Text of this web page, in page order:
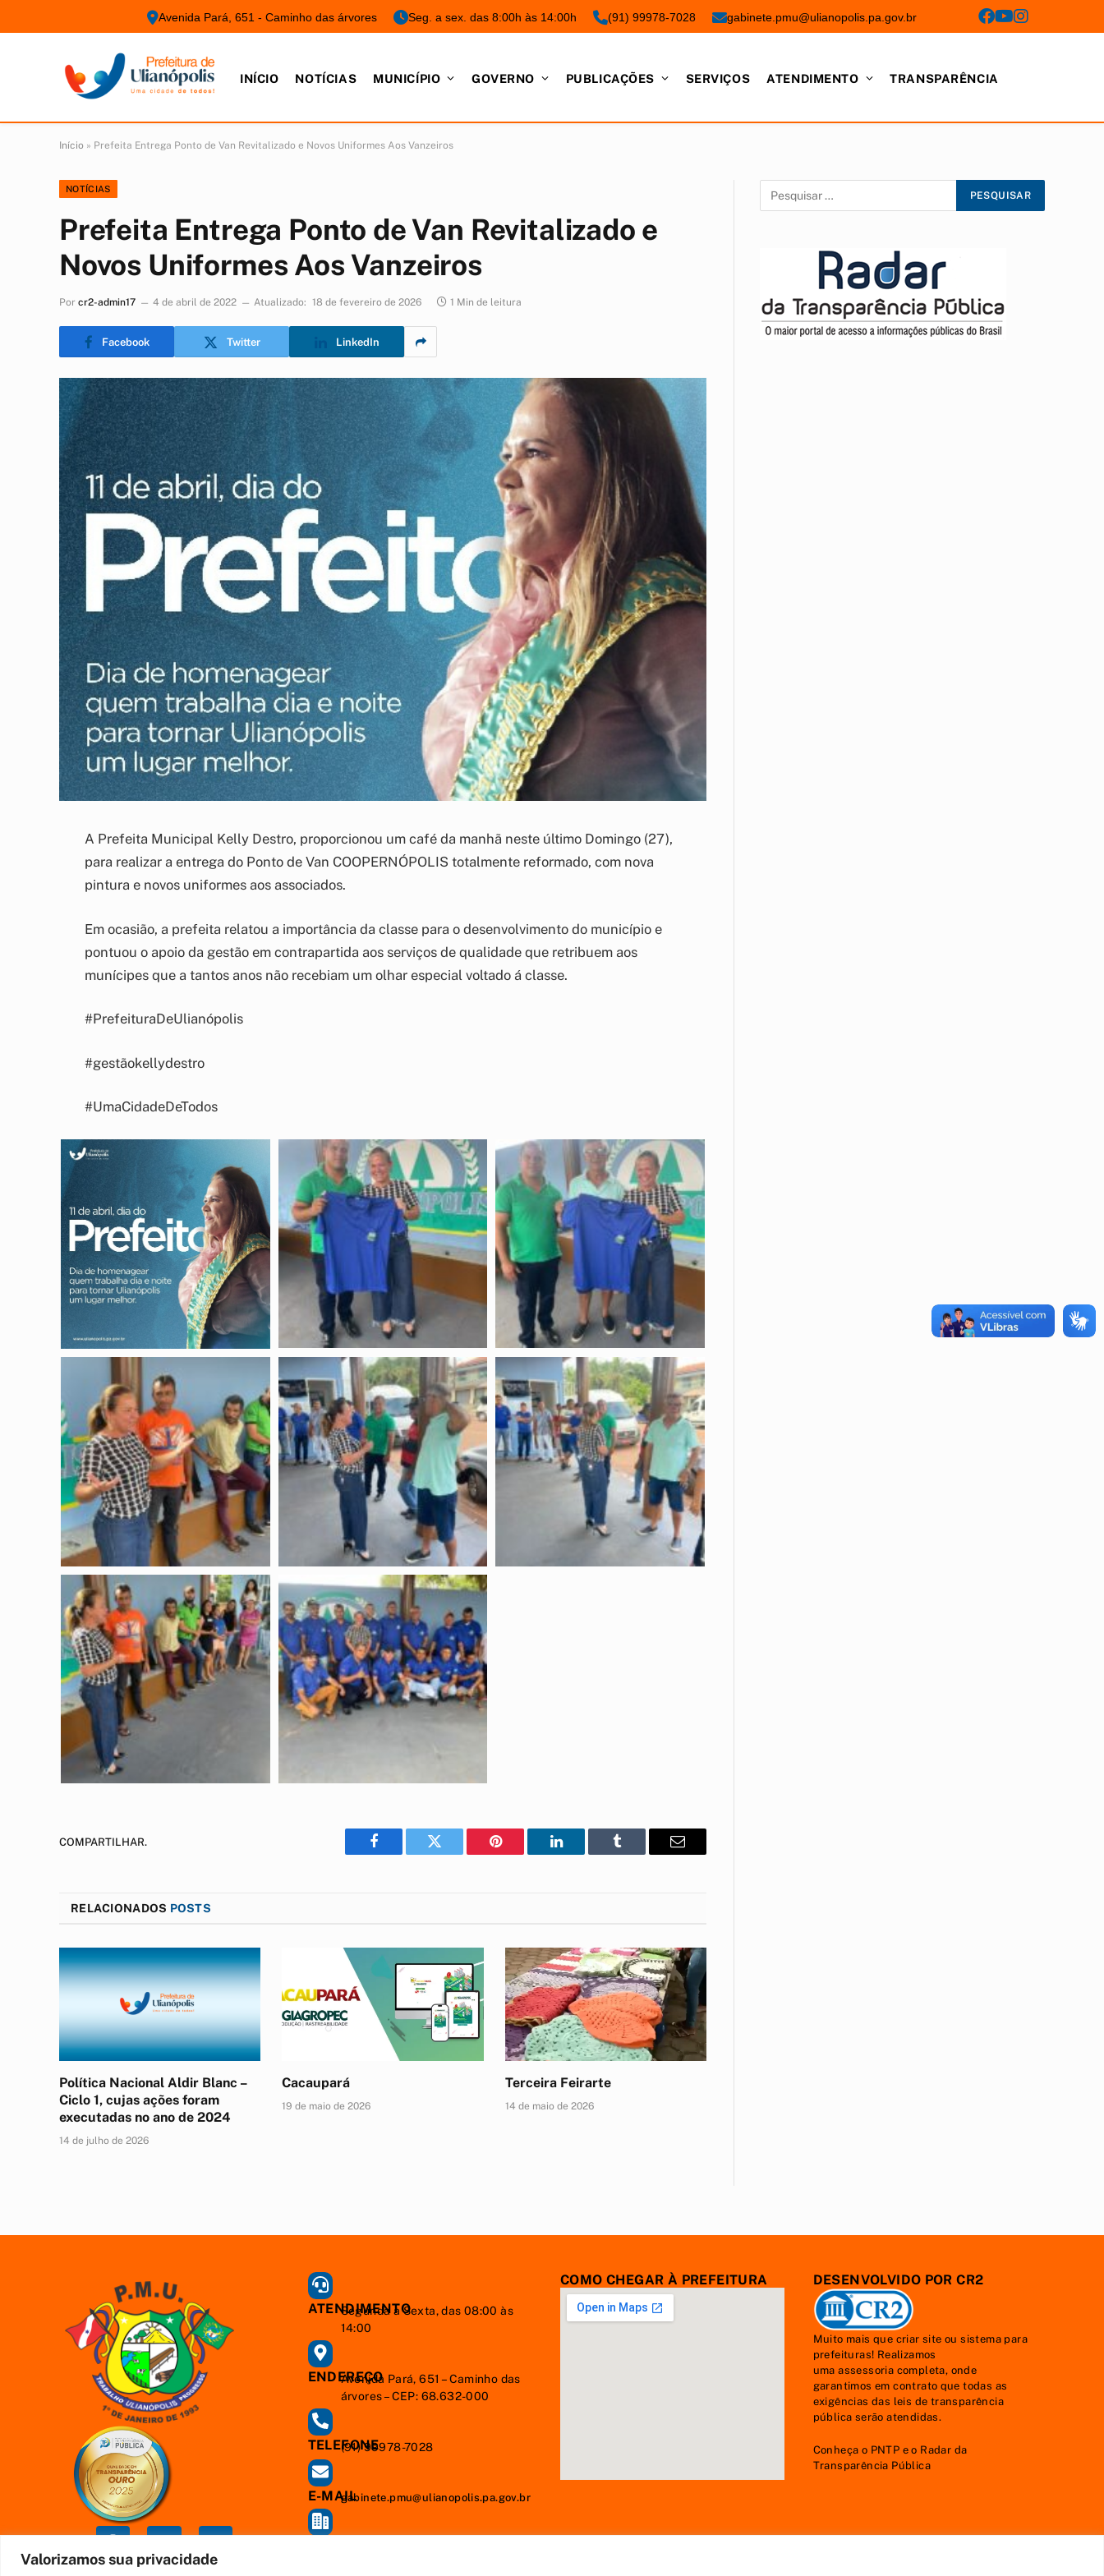
Valorizamos sua privacidade
Avenida Pará, 651 - Caminho das árvores Seg. a sex. das 8:00h às 14:00h (91) 99978-7028 gabinete.pmu@ulianopolis.pa.gov.br
INÍCIO NOTÍCIAS MUNICÍPIO GOVERNO PUBLICAÇÕES SERVIÇOS ATENDIMENTO TRANSPARÊNCIA
Início » Prefeita Entrega Ponto de Van Revitalizado e Novos Uniformes Aos Vanzeiros
NOTÍCIAS
Prefeita Entrega Ponto de Van Revitalizado e
Novos Uniformes Aos Vanzeiros
Por cr2-admin17 4 de abril de 2022 Atualizado: 18 de fevereiro de 2026 1 Min de leitura
Facebook Twitter LinkedIn
A Prefeita Municipal Kelly Destro, proporcionou um café da manhã neste último Domingo (27),
para realizar a entrega do Ponto de Van COOPERNÓPOLIS totalmente reformado, com nova
pintura e novos uniformes aos associados.
Em ocasião, a prefeita relatou a importância da classe para o desenvolvimento do município e
pontuou o apoio da gestão em contrapartida aos serviços de qualidade que retribuem aos
munícipes que a tantos anos não recebiam um olhar especial voltado á classe.
#PrefeituraDeUlianópolis
#gestãokellydestro
#UmaCidadeDeTodos
COMPARTILHAR.
Facebook Twitter Pinterest LinkedIn Tumblr
E-
RELACIONADOS POSTS
Política Nacional Aldir Blanc –
Ciclo 1, cujas ações foram
executadas no ano de 2024
14 de julho de 2026
Cacaupará
19 de maio de 2026
Terceira Feirarte
14 de maio de 2026
ATENDIMENTO
Segunda à Sexta, das 08:00 às
14:00
ENDEREÇO
Avenida Pará, 651 – Caminho das
árvores – CEP: 68.632-000
TELEFONE
(91) 99978-7028
E-MAILgabinete.pmu@ulianopolis.pa.gov.br
COMO CHEGAR À PREFEITURA DESENVOLVIDO POR CR2
Muito mais que criar site ousistema para
prefeituras! Realizamos
umaassessoria completa, onde
garantimos em contrato que todas as
exigências das leis de transparência
pública serão atendidas.
Conheça o PNTP e o Radar da
Transparência Pública